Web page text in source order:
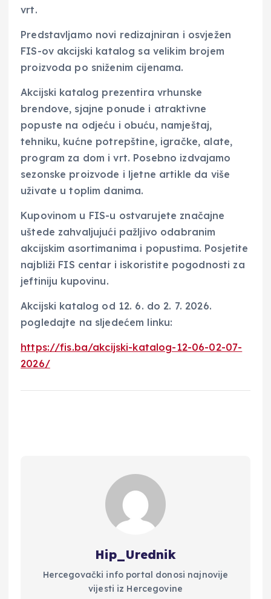
vrt.
Predstavljamo novi redizajniran i osvježen
FIS-ov akcijski katalog sa velikim brojem
proizvoda po sniženim cijenama.
Akcijski katalog prezentira vrhunske
brendove, sjajne ponude i atraktivne
popuste na odjeću i obuću, namještaj,
tehniku, kućne potrepštine, igračke, alate,
program za dom i vrt. Posebno izdvajamo
sezonske proizvode i ljetne artikle da više
uživate u toplim danima.
Kupovinom u FIS-u ostvarujete značajne
uštede zahvaljujući pažljivo odabranim
akcijskim asortimanima i popustima. Posjetite
najbliži FIS centar i iskoristite pogodnosti za
jeftiniju kupovinu.
Akcijski katalog od 12. 6. do 2. 7. 2026.
pogledajte na sljedećem linku:
https://fis.ba/akcijski-katalog-12-06-02-07-
2026/
Hip_Urednik
Hercegovački info portal donosi najnovije
vijesti iz Hercegovine